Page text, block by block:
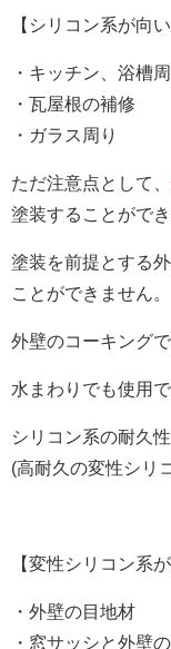
【シリコン系が向
・キッチン、浴槽
・瓦屋根の補修
・ガラス周り
ただ注意点として、
塗装することがで
塗装を前提とする
ことができません。
外壁のコーキング
水まわりでも使用
シリコン系の耐久
(高耐久の変性シリ
【変性シリコン系
・外壁の目地材
・窓サッシと外壁